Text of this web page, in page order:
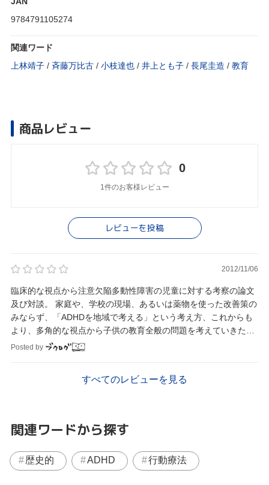
9784791105274
関連ワード
上林靖子 / 斉藤万比古 / 小枝達也 / 井上とも子 / 長尾圭造 / 教育
商品レビュー
0
1件のお客様レビュー
レビューを投稿
2012/11/06
臨床的な視点から注意欠陥多動性障害の児童に対する考察の論文
及び対談。 家庭や、学校の現場、あるいは薬物を使った改善策の
みならず、「ADHDを地域で考える」という考え方、これからも
より、多角的な視点から子供の教育全般の問題を考えていきたい
ものである。
Posted by
すべてのレビューを見る
関連ワードから探す
歴史的 ADHD 行動療法